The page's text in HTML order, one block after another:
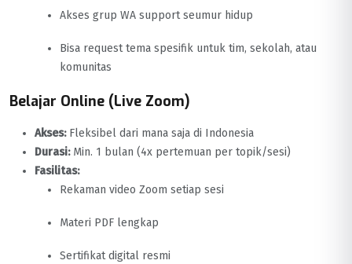
Akses grup WA support seumur hidup
Bisa request tema spesifik untuk tim, sekolah, atau
komunitas
Belajar Online (Live Zoom)
Akses:Fleksibel dari mana saja di Indonesia
Durasi:Min. 1 bulan (4x pertemuan per topik/sesi)
Fasilitas:
Rekaman video Zoom setiap sesi
Materi PDF lengkap
Sertifikat digital resmi